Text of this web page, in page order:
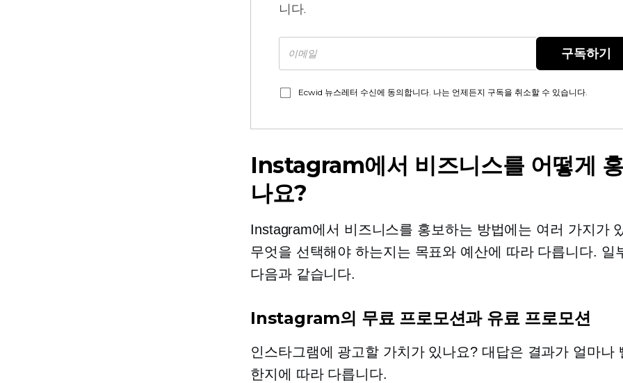
니다.
구독하기
Ecwid 뉴스레터 수신에 동의합니다. 나는 언제든지 구독을 취소할 수 있습니다.
Instagram에서 비즈니스를 어떻게
나요?
Instagram에서 비즈니스를 홍보하는 방법에는 여러 가지가
무엇을 선택해야 하는지는 목표와 예산에 따라 다릅니다. 일
다음과 같습니다.
Instagram의 무료 프로모션과 유료 프로모션
인스타그램에 광고할 가치가 있나요? 대답은 결과가 얼마나
한지에 따라 다릅니다.